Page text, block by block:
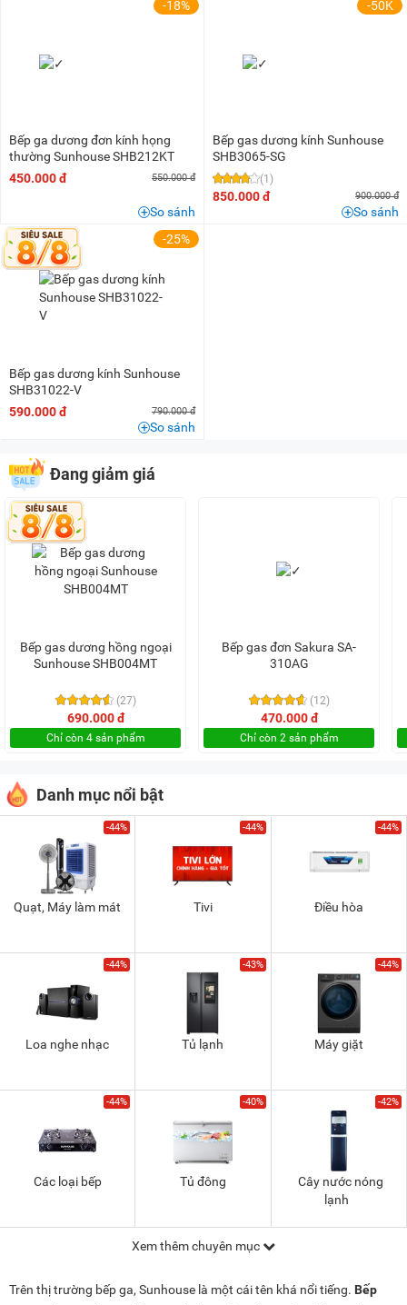
-18%
Bếp ga dương đơn kính họng
thường Sunhouse SHB212KT
450.000 đ
550.000 đ
So sánh
-50K
Bếp gas dương kính Sunhouse
SHB3065-SG
(1)
850.000 đ 900.000 đ
So sánh
-25%
Bếp gas dương kính Sunhouse
SHB31022-V
590.000 đ
790.000 đ
So sánh
Đang giảm giá
Bếp gas dương hồng ngoại
Sunhouse SHB004MT
(27)
690.000 đ
Chỉ còn 4 sản phẩm
Bếp gas đơn Sakura SA-
310AG
(12)
470.000 đ
Chỉ còn 2 sản phẩm
Danh mục nổi bật
-44%
Quạt, Máy làm mát
-44%
Tivi
-44%
Điều hòa
-44%
Loa nghe nhạc
-43%
Tủ lạnh
-44%
Máy giặt
-44%
Các loại bếp
-40%
Tủ đông
-42%
Cây nước nóng
lạnh
Xem thêm chuyên mục
Trên thị trường bếp ga, Sunhouse là một cái tên khá nổi tiếng. Bếp